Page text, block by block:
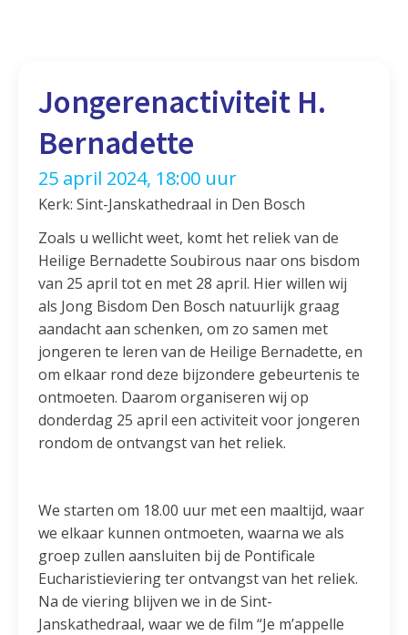
Jongerenactiviteit H.
Bernadette
25 april 2024, 18:00 uur
Kerk: Sint-Janskathedraal in Den Bosch
Zoals u wellicht weet, komt het reliek van de
Heilige Bernadette Soubirous naar ons bisdom
van 25 april tot en met 28 april. Hier willen wij
als Jong Bisdom Den Bosch natuurlijk graag
aandacht aan schenken, om zo samen met
jongeren te leren van de Heilige Bernadette, en
om elkaar rond deze bijzondere gebeurtenis te
ontmoeten. Daarom organiseren wij op
donderdag 25 april een activiteit voor jongeren
rondom de ontvangst van het reliek.
We starten om 18.00 uur met een maaltijd, waar
we elkaar kunnen ontmoeten, waarna we als
groep zullen aansluiten bij de Pontificale
Eucharistieviering ter ontvangst van het reliek.
Na de viering blijven we in de Sint-
Janskathedraal, waar we de film “Je m’appelle